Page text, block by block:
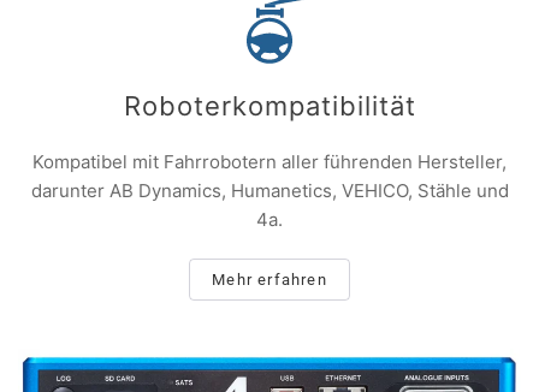
Roboterkompatibilität
Kompatibel mit Fahrrobotern aller führenden Hersteller,
darunter AB Dynamics, Humanetics, VEHICO, Stähle und
4a.
Mehr erfahren